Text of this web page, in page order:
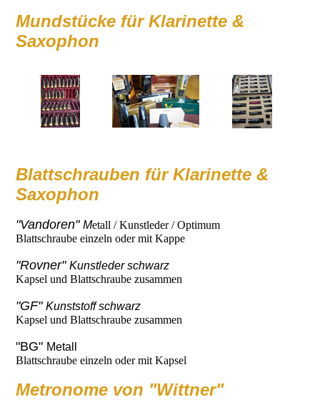
Mundstücke für Klarinette &
Saxophon
Blattschrauben für Klarinette &
Saxophon
"Vandoren"Metall / Kunstleder / Optimum
Blattschraube einzeln oder mit Kappe
"Rovner"Kunstleder schwarz
Kapsel und Blattschraube zusammen
"GF"Kunststoff schwarz
Kapsel und Blattschraube zusammen
"BG" Metall
Blattschraube einzeln oder mit Kapsel
Metronome von "Wittner"